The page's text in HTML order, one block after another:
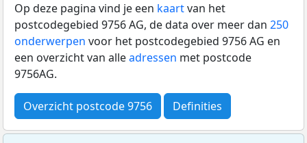
Op deze pagina vind je een kaartvan het
postcodegebied 9756 AG, de data over meer dan 250
onderwerpen voor het postcodegebied 9756 AG en
een overzicht van alleadressen met postcode
9756AG.
Overzicht postcode 9756 Definities